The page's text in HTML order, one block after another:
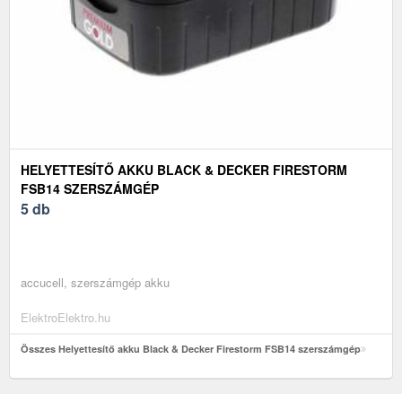
HELYETTESÍTŐ AKKU BLACK & DECKER FIRESTORM
FSB14 SZERSZÁMGÉP
5 db
accucell, szerszámgép akku
ElektroElektro.hu
Összes Helyettesítő akku Black & Decker Firestorm FSB14 szerszámgép